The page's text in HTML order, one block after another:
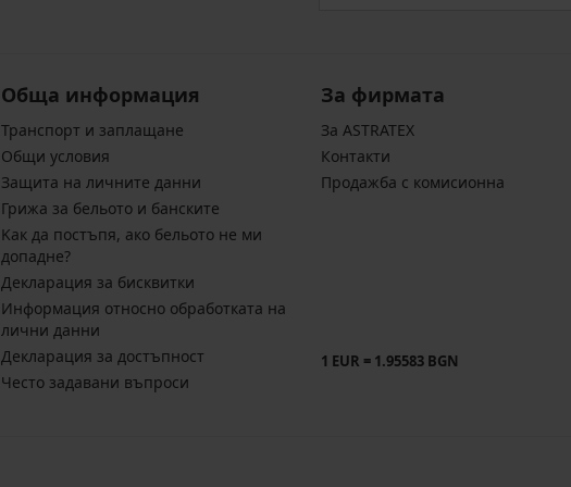
Обща информация
Транспорт и заплащане
Общи условия
Защита на личните данни
Грижа за бельото и банските
Kак да постъпя, ако бельото не ми
допадне?
Декларация за бисквитки
Информация относно обработката на
лични данни
Декларация за достъпност
Често задавани въпроси
За фирмата
За ASTRATEX
Контакти
Продажба с комисионна
1 EUR = 1.95583 BGN